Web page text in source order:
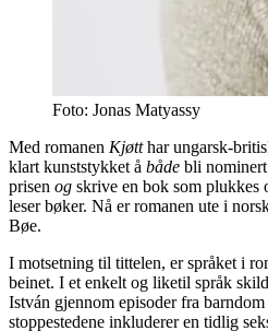
Foto: Jonas Matyassy
Med romanen Kjøtthar ungarsk-
klart kunststykket å både bli
prisen og skrive en bok som
leser bøker. Nå er romanen ute i
Bøe.
I motsetning til tittelen, er språket i
beinet. I et enkelt og liketil språk
István gjennom episoder fra
stoppestedene inkluderer en tidlig